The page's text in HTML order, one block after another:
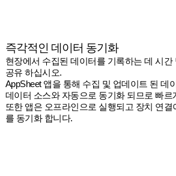
즉각적인 데이터 동기화
현장에서 수집된 데이터를 기록하는 데 시간
공유 하십시오.
AppSheet 앱을 통해 수집 및 업데이트 된 데
데이터 소스와 자동으로 동기화 되므로 빠르
또한 앱은 오프라인으로 실행되고 장치 연결
를 동기화 합니다.